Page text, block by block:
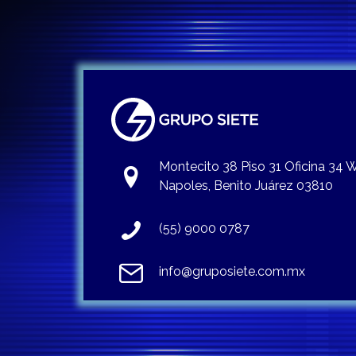
Montecito 38 Piso 31 Oficina 34
Napoles, Benito Juárez 03810
(55) 9000 0787
info@gruposiete.com.mx